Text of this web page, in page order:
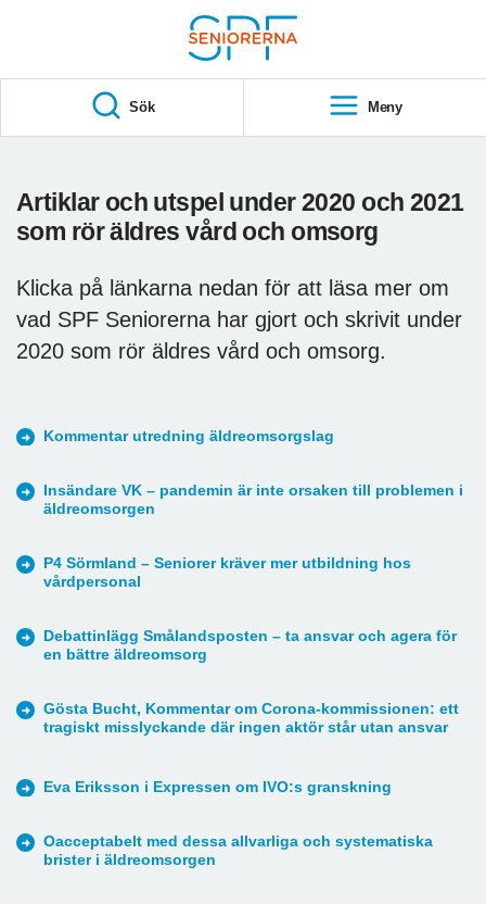
S
A
Sök Meny
Artiklar och utspel under 2020 och 2021
som rör äldres vård och omsorg
Klicka på länkarna nedan för att läsa mer om
vad SPF Seniorerna har gjort och skrivit under
2020 som rör äldres vård och omsorg.
Kommentar utredning äldreomsorgslag
Insändare VK – pandemin är inte orsaken till problemen i
äldreomsorgen
P4 Sörmland – Seniorer kräver mer utbildning hos
vårdpersonal
Debattinlägg Smålandsposten – ta ansvar och agera för
en bättre äldreomsorg
Gösta Bucht, Kommentar om Corona-kommissionen: ett
tragiskt misslyckande där ingen aktör står utan ansvar
Eva Eriksson i Expressen om IVO:s granskning
Oacceptabelt med dessa allvarliga och systematiska
brister i äldreomsorgen